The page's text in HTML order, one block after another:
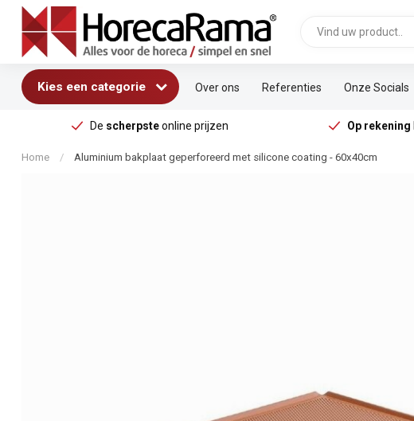
Kies een categorie Over ons Referenties Onze Socials
De scherpsteonline prijzen Op rekening
Home / Aluminium bakplaat geperforeerd met silicone coating - 60x40cm